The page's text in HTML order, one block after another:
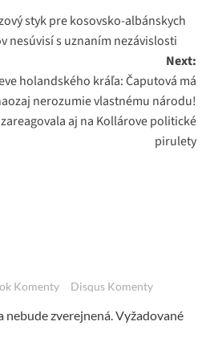
styk pre kosovsko-albánskych
nesúvisí s uznaním nezávislosti
Next:
holandského kráľa: Čaputová má
nerozumie vlastnému národu!
aj na Kollárove politické
pirulety
Komenty Disqus Komenty
nebude zverejnená.Vyžadované